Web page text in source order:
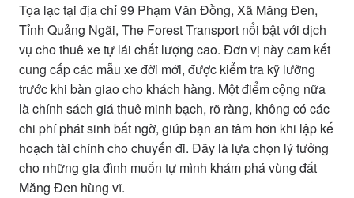
Tọa lạc tại địa chỉ 99 Phạm Văn Đồng, Xã Măng Đen,
Tỉnh Quảng Ngãi, The Forest Transport nổi bật với dịch
vụ cho thuê xe tự lái chất lượng cao. Đơn vị này cam kết
cung cấp các mẫu xe đời mới, được kiểm tra kỹ lưỡng
trước khi bàn giao cho khách hàng. Một điểm cộng nữa
là chính sách giá thuê minh bạch, rõ ràng, không có các
chi phí phát sinh bất ngờ, giúp bạn an tâm hơn khi lập kế
hoạch tài chính cho chuyến đi. Đây là lựa chọn lý tưởng
cho những gia đình muốn tự mình khám phá vùng đất
Măng Đen hùng vĩ.